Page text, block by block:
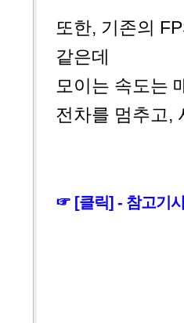
또한, 기존의
같은데
모이는 속도는
전차를 멈추고,
☞ [클릭] - 참고기